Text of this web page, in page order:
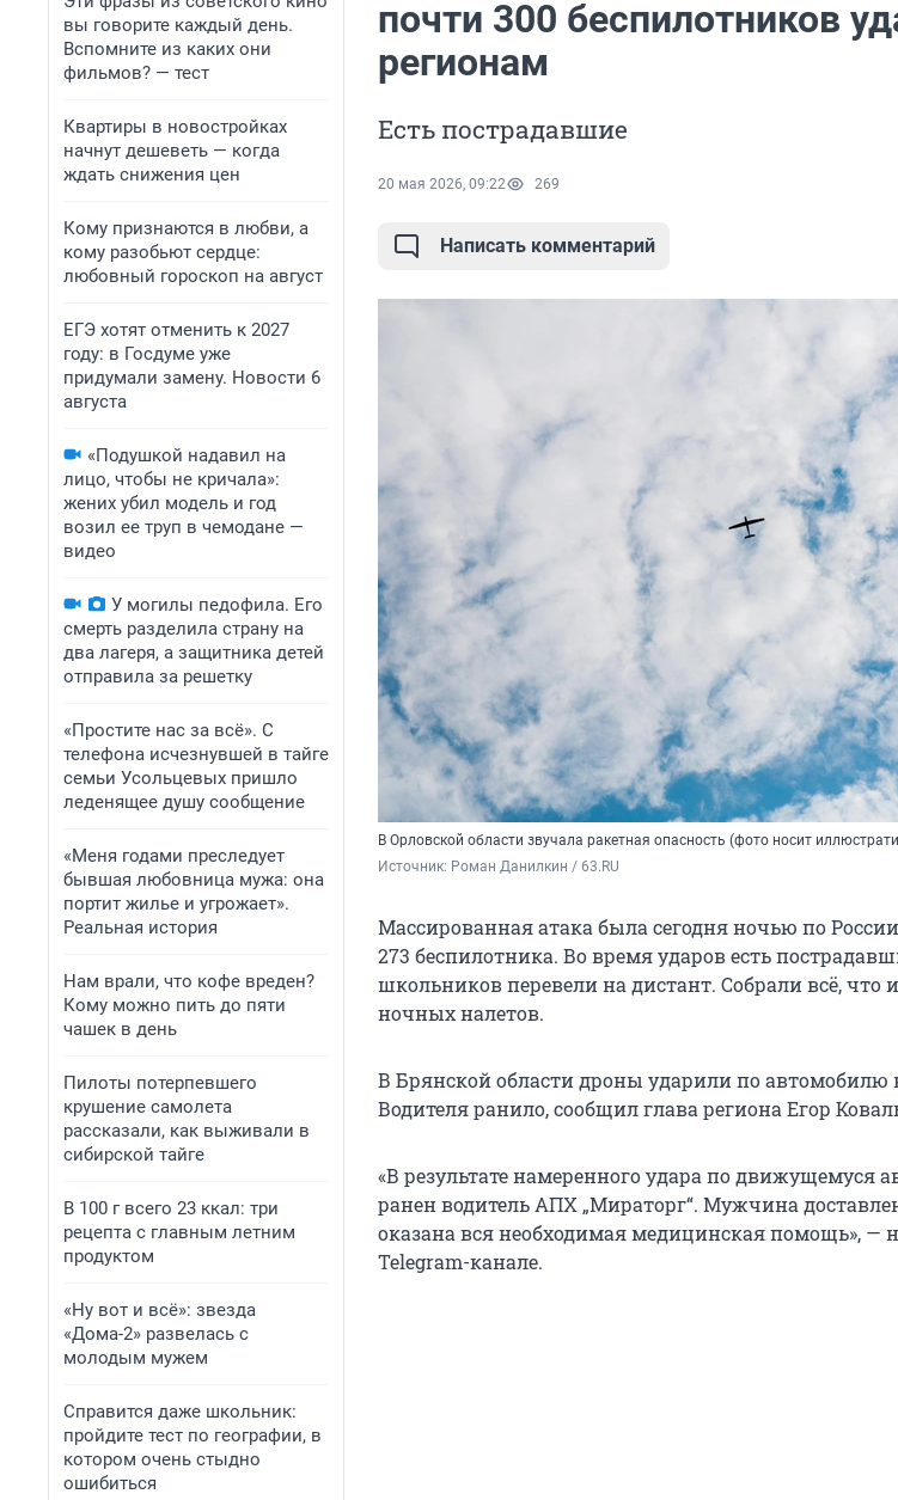
вы говорите каждый день.
Вспомните из каких они
фильмов? — тест
Квартиры в новостройках
начнут дешеветь — когда
ждать снижения цен
Кому признаются в любви, а
кому разобьют сердце:
любовный гороскоп на август
ЕГЭ хотят отменить к 2027
году: в Госдуме уже
придумали замену. Новости 6
августа
«Подушкой надавил на
лицо, чтобы не кричала»:
жених убил модель и год
возил ее труп в чемодане —
видео
У могилы педофила. Его
смерть разделила страну на
два лагеря, а защитника детей
отправила за решетку
«Простите нас за всё». С
телефона исчезнувшей в тайге
семьи Усольцевых пришло
леденящее душу сообщение
«Меня годами преследует
бывшая любовница мужа: она
портит жилье и угрожает».
Реальная история
Нам врали, что кофе вреден?
Кому можно пить до пяти
чашек в день
Пилоты потерпевшего
крушение самолета
рассказали, как выживали в
сибирской тайге
В 100 г всего 23 ккал: три
рецепта с главным летним
продуктом
«Ну вот и всё»: звезда
«Дома-2» развелась с
молодым мужем
Справится даже школьник:
пройдите тест по географии, в
котором очень стыдно
ошибиться
почти 300 беспилотников
регионам
Есть пострадавшие
20 мая 2026, 09:22 269
Написать комментарий
В Орловской области звучала ракетная опасность (фото носит
Источник: Роман Данилкин / 63.RU
Массированная атака была сегодня ночью по
273 беспилотника. Во время ударов есть
школьников перевели на дистант. Собрали всё, что
ночных налетов.
В Брянской области дроны ударили по автомобилю
Водителя ранило, сообщил глава региона Егор
«В результате намеренного удара по движущемуся
ранен водитель АПХ „Мираторг“. Мужчина
оказана вся необходимая медицинская помощь», —
Telegram-канале.